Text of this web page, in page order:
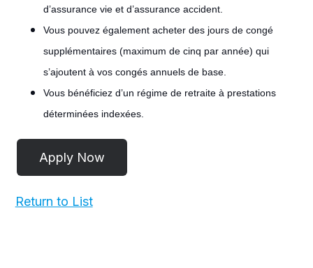
d’assurance vie et d’assurance accident.
Vous pouvez également acheter des jours de congé
supplémentaires (maximum de cinq par année) qui
s’ajoutent à vos congés annuels de base.
Vous bénéficiez d’un régime de retraite à prestations
déterminées indexées.
Return to List